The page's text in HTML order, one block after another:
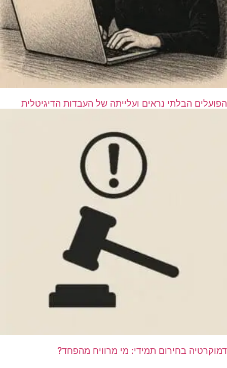
הפועלים הבלתי נראים ועלייתה של העבדות הדיגיטלית
דמוקרטיה בחירום תמידי: מי מרוויח מהפחד?